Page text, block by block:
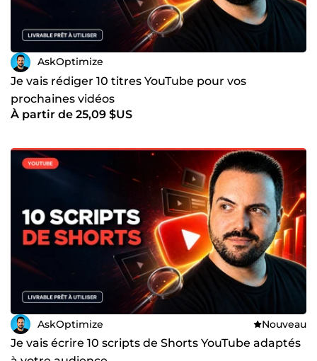
AskOptimize
Je vais rédiger 10 titres YouTube pour vos
prochaines vidéos
À partir de 25,09 $US
AskOptimize Nouveau
Je vais écrire 10 scripts de Shorts YouTube adaptés